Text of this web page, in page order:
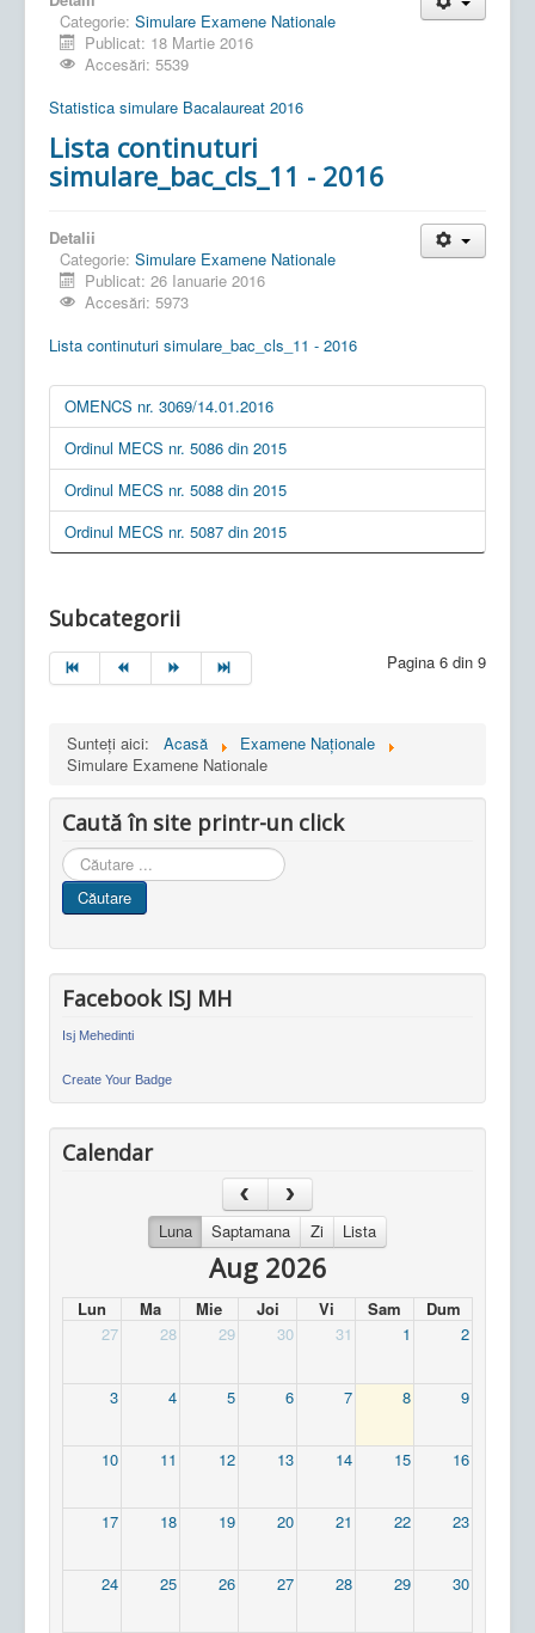
Categorie: Simulare Examene Nationale
Publicat: 18 Martie 2016
Accesări: 5539
Statistica simulare Bacalaureat 2016
Lista continuturi
simulare_bac_cls_11 - 2016
Detalii
Categorie: Simulare Examene Nationale
Publicat: 26 Ianuarie 2016
Accesări: 5973
Lista continuturi simulare_bac_cls_11 - 2016
OMENCS nr. 3069/14.01.2016
Ordinul MECS nr. 5086 din 2015
Ordinul MECS nr. 5088 din 2015
Ordinul MECS nr. 5087 din 2015
Subcategorii
Pagina 6 din 9
Sunteți aici: Acasă
Examene Naționale
Simulare Examene Nationale
Caută în site printr-un click
Cauta
in
site
Căutare
Facebook ISJ MH
Isj Mehedinti
Create Your Badge
Calendar
Luna Saptamana Zi Lista
Aug 2026
Lun Ma Mie Joi Vi Sam
Dum
27
28 29 30 31 1 2
3 4 5 6 7 8 9
10 11 12 13 14 15 16
17 18 19 20 21 22 23
24 25 26 27 28 29 30